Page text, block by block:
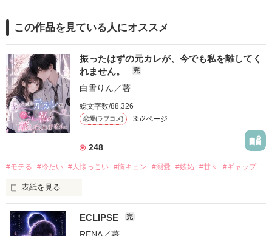
この作品を見ている人にオススメ
振ったはずの元カレが、今でも私を離してく
れません。
完
白雪りん／著
総文字数/88,326
恋愛(ラブコメ) 352ページ
248
#モテる #冷たい #人懐っこい #胸キュン #溺愛 #嫉妬 #甘々 #ギャップ
表紙を見る
「好きだったから、別れを選んだ。」
ECLIPSE 完